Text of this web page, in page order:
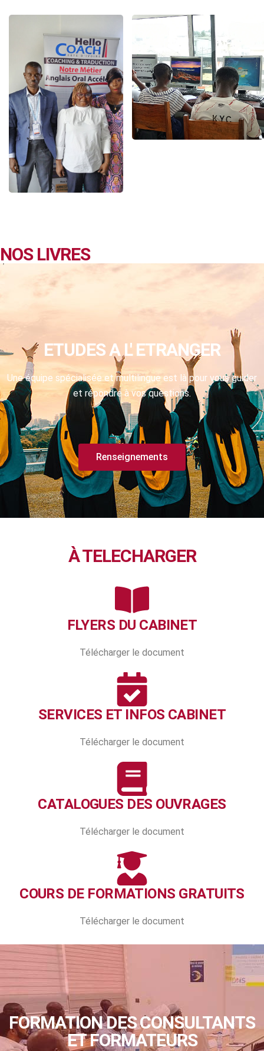
NOS LIVRES
ETUDES A L' ETRANGER
Une équipe spécialisée et multilingue est là pour vous guider
et répondre à vos questions.
Renseignements
À TELECHARGER
FLYERS DU CABINET
Télécharger le document
SERVICES ET INFOS CABINET
Télécharger le document
CATALOGUES DES OUVRAGES
Télécharger le document
COURS DE FORMATIONS GRATUITS
Télécharger le document
FORMATION DES CONSULTANTS
ET FORMATEURS